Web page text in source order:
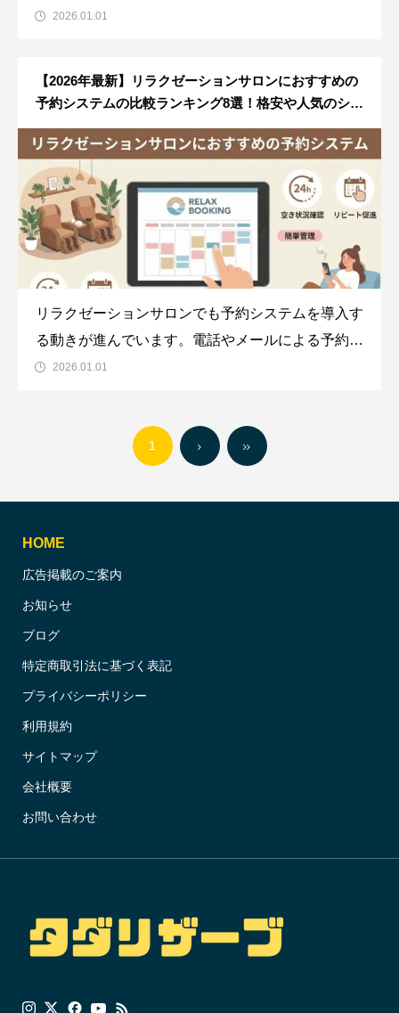
ンを利用する人も増加しています。今回は、ペット
すい予約システムをご紹介します。ペットサロン予
2026.01.01
【2026年最新】リラクゼーションサロンにおすすめの
予約システムの比較ランキング8選！格安や人気のシス
テムをご紹介！
リラクゼーションサロンでも予約システムを導入す
る動きが進んでいます。電話やメールによる予約管
理よりも、予約システムの方が便利だからでしょ
ンサロンが予約システムを導入するメリ
2026.01.01
1
HOME
広告掲載のご案内
お知らせ
ブログ
特定商取引法に基づく表記
プライバシーポリシー
利用規約
サイトマップ
会社概要
お問い合わせ